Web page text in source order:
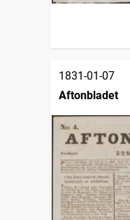
1831-01-07
Aftonbladet